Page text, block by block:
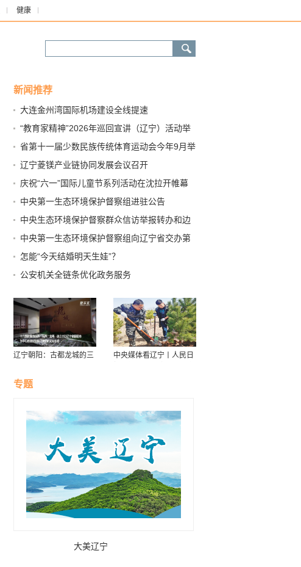
健康
新闻推荐
大连金州湾国际机场建设全线提速
“教育家精神”2026年巡回宣讲（辽宁）活动举
省第十一届少数民族传统体育运动会今年9月举
办
辽宁菱镁产业链协同发展会议召开
庆祝“六一”国际儿童节系列活动在沈拉开帷幕
中央第一生态环境保护督察组进驻公告
中央生态环境保护督察群众信访举报转办和边
督边改公开情况（第十三批）
中央第一生态环境保护督察组向辽宁省交办第
二十二批群众信访举报件情况
怎能“今天结婚明天生娃”？
公安机关全链条优化政务服务
辽宁朝阳：古都龙城的三
中央媒体看辽宁丨人民日
专题
大美辽宁